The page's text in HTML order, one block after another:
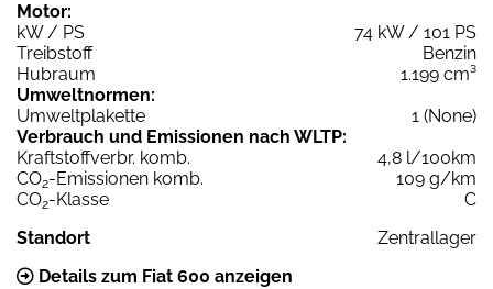
Motor:
kW / PS
74 kW / 101 PS
Treibstoff
Benzin
Hubraum
1.199 cm³
Umweltnormen:
Umweltplakette
1 (None)
Verbrauch und Emissionen nach WLTP:
Kraftstoffverbr. komb.
4,8 l/100km
CO2-Emissionen komb.
109 g/km
CO2-Klasse
C
Standort
Zentrallager
Details zum Fiat 600 anzeigen